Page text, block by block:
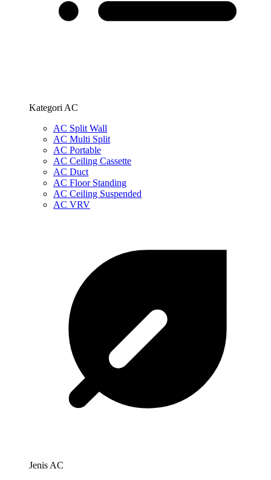
Kategori AC
AC Split Wall
AC Multi Split
AC Portable
AC Ceiling Cassette
AC Duct
AC Floor Standing
AC Ceiling Suspended
AC VRV
Jenis AC